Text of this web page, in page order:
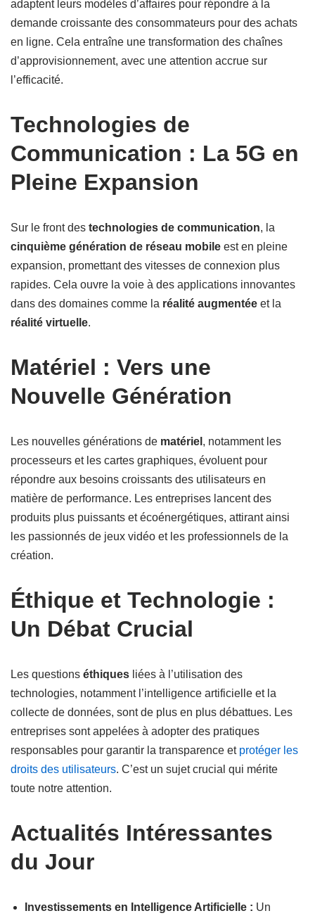
adaptent leurs modèles d’affaires pour répondre à la
demande croissante des consommateurs pour des achats
en ligne. Cela entraîne une transformation des chaînes
d’approvisionnement, avec une attention accrue sur
l’efficacité.
Technologies de
Communication : La 5G en
Pleine Expansion
Sur le front des technologies de communication, la
cinquième génération de réseau mobile est en pleine
expansion, promettant des vitesses de connexion plus
rapides. Cela ouvre la voie à des applications innovantes
dans des domaines comme la réalité augmentée et la
réalité virtuelle.
Matériel : Vers une
Nouvelle Génération
Les nouvelles générations de matériel , notamment les
processeurs et les cartes graphiques, évoluent pour
répondre aux besoins croissants des utilisateurs en
matière de performance. Les entreprises lancent des
produits plus puissants et écoénergétiques, attirant ainsi
les passionnés de jeux vidéo et les professionnels de la
création.
Éthique et Technologie :
Un Débat Crucial
Les questions éthiques liées à l’utilisation des
technologies, notamment l’intelligence artificielle et la
collecte de données, sont de plus en plus débattues. Les
entreprises sont appelées à adopter des pratiques
responsables pour garantir la transparence et protéger les
droits des utilisateurs. C’est un sujet crucial qui mérite
toute notre attention.
Actualités Intéressantes
du Jour
Investissements en Intelligence Artificielle : Un